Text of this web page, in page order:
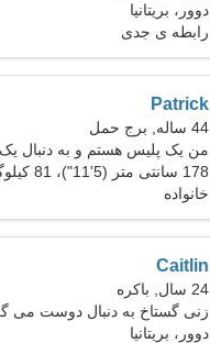
دوور، بریتانیا
رابطه ی جدی
Patrick
44 ساله, برج حمل
من یک پلیس هستم و به دنبال
هستم
178 سانتی متر (5'11")، 81 کیلوگرم (178 پوند)
خانواده
Caitlin
24 سال, باکره
زنی گستاخ به دنبال دوست می
دوور، بریتانیا